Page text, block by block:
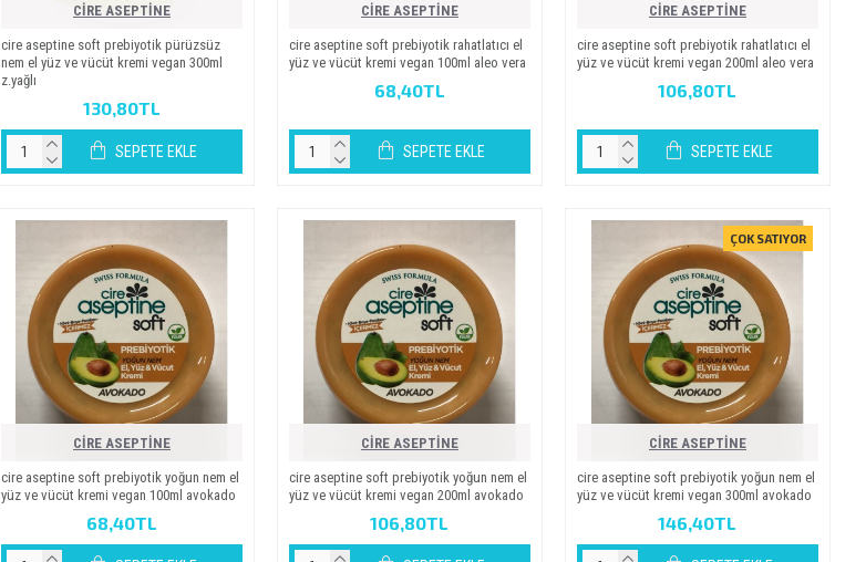
CİRE ASEPTİNE
ci̇re asepti̇ne soft prebi̇yoti̇k pürüzsüz
nem el yüz ve vücüt kremi̇ vegan 300ml
z.yağli
130,80TL
SEPETE EKLE
CİRE ASEPTİNE
ci̇re asepti̇ne soft prebi̇yoti̇k rahatlatici el
yüz ve vücüt kremi̇ vegan 100ml aleo vera
68,40TL
SEPETE EKLE
CİRE ASEPTİNE
ci̇re asepti̇ne soft prebi̇yoti̇k rahatlatici el
yüz ve vücüt kremi̇ vegan 200ml aleo vera
106,80TL
SEPETE EKLE
CİRE ASEPTİNE
ci̇re asepti̇ne soft prebi̇yoti̇k yoğun nem el
yüz ve vücüt kremi̇ vegan 100ml avokado
68,40TL
CİRE ASEPTİNE
ci̇re asepti̇ne soft prebi̇yoti̇k yoğun nem el
yüz ve vücüt kremi̇ vegan 200ml avokado
106,80TL
ÇOK SATIYOR
CİRE ASEPTİNE
ci̇re asepti̇ne soft prebi̇yoti̇k yoğun nem el
yüz ve vücüt kremi̇ vegan 300ml avokado
146,40TL